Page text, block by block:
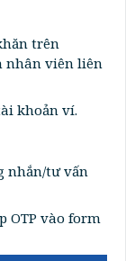
trên
nhân viên liên
khoản ví.
nhắn/tư vấn
OTP vào form